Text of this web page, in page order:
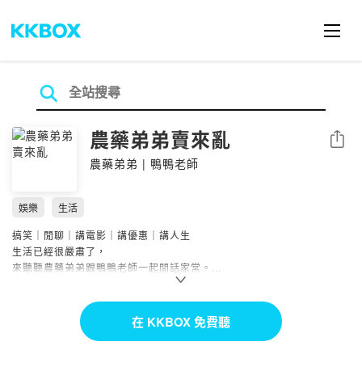
農藥弟弟賣來亂
農藥弟弟 | 鴨鴨老師
分享
娛樂
生活
搞笑｜閒聊｜講電影｜講優惠｜講人生
生活已經很嚴肅了，
來聽聽農藥弟弟跟鴨鴨老師一起閒話家常。
開心笑的時候就開心大笑，認真的時候讓你拍手叫好。
每個人都不完美，而我們也一樣，
好笑得不完美，不完美的好笑。
在 KKBOX 免費聽